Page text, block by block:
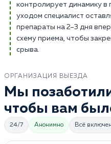
контролирует динамику в
уходом специалист
препараты на 2–3 дня
схему приема, чтобы
срыва.
ОРГАНИЗАЦИЯ ВЫЕЗДА
Мы
чтобы вам
24/7 Анонимно Всё